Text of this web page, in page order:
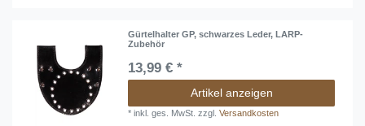
Gürtelhalter GP, schwarzes Leder, LARP-
Zubehör
13,99 € *
Artikel anzeigen
*inkl. ges. MwSt. zzgl.Versandkosten